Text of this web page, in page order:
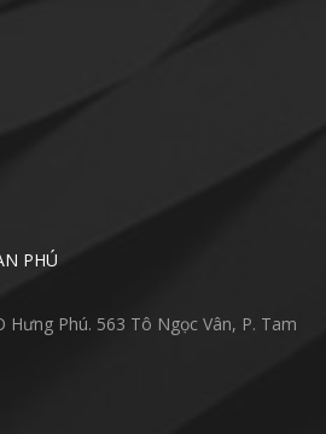
PHÚ
Phú. 563 Tô Ngọc Vân, P. Tam